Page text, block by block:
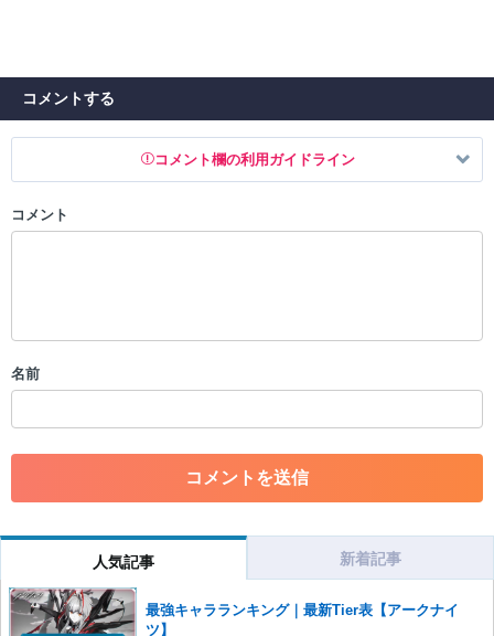
コメントする
コメント欄の利用ガイドライン
以下の書き込みを禁止とし、場合によってはコメント削除や書き込み制
・一度削除された投稿を再び投稿すること
・アカウントの売買など金銭が絡む内容の投稿
・各ゲームのネタバレを含む内容の投稿
・その他、管理者が不適切と判断した投稿
だけますでしょうか。
※投稿内容を確認後、順次対応さ
せていただきます。ご了承ください。
※一度削除したコメントは復元ができませんのでご注意くだ
コメント
名前
人気記事 新着記事
最強キャラランキング｜最新Tier表【アークナイ
ツ】